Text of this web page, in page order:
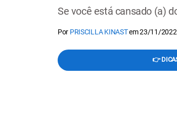
Se você está cansado (a)
Por PRISCILLA KINASTem23/11/2022
👉